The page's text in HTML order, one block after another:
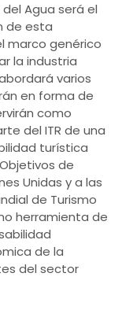
Agua será el
de esta
marco genérico
la industria
varios
en forma de
como
del ITR de una
turística
de
Unidas y a las
de Turismo
herramienta de
de la
del sector